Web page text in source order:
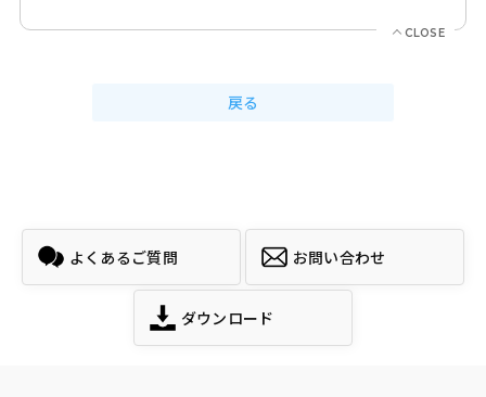
戻る
よくあるご質問 お問い合わせ
ダウンロード